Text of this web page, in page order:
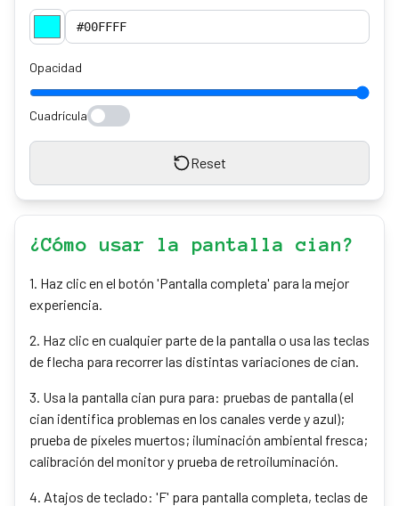
Opacidad
Cuadrícula
Reset
¿Cómo usar la pantalla cian?
1. Haz clic en el botón 'Pantalla completa' para la mejor
experiencia.
2. Haz clic en cualquier parte de la pantalla o usa las teclas
de flecha para recorrer las distintas variaciones de cian.
3. Usa la pantalla cian pura para: pruebas de pantalla (el
cian identifica problemas en los canales verde y azul);
prueba de píxeles muertos; iluminación ambiental fresca;
calibración del monitor y prueba de retroiluminación.
4. Atajos de teclado: 'F' para pantalla completa, teclas de